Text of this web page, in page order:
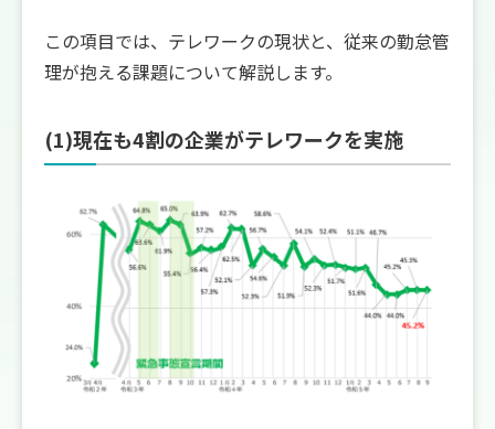
この項目では、テレワークの現状と、従来の勤怠管
理が抱える課題について解説します。
(1)現在も4割の企業がテレワークを実施